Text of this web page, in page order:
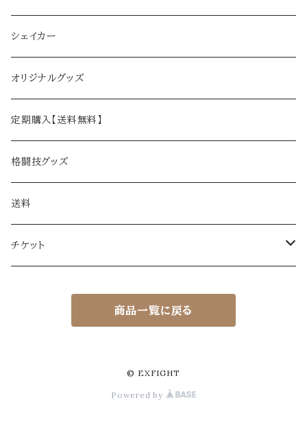
シェイカー
オリジナルグッズ
定期購入【送料無料】
格闘技グッズ
送料
チケット
EXFIGHT体験チケット（ビジター）
EXFIGHTシリーズ観覧チケット
商品一覧に戻る
© EXFIGHT
Powered by